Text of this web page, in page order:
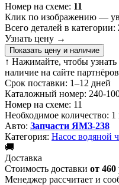
Номер на схеме: 11
Клик по изображению —
Всего деталей в категории:
Узнать цену →
Показать цену и наличие
↑ Нажимайте, чтобы узнать
наличие на сайте партнёров
Срок поставки: 1–12 дней
Каталожный номер: 240-
Номер на схеме: 11
Необходимое количество: 1
Авто: Запчасти ЯМЗ-238
Категория: Насос водяной
🚚
Доставка
Стоимость доставки от 460
Менеджер рассчитает и